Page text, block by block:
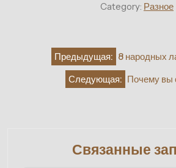
Category: Разное
Навигация
записям
Предыдущая: 8 народных
Следующая: Почему вы
Связанные